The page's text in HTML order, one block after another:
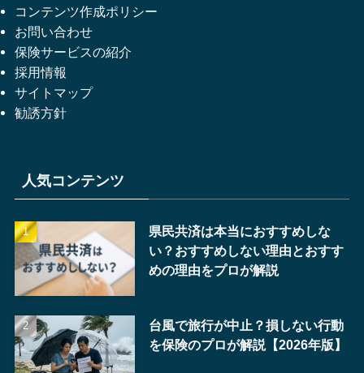
コンテンツ作成ポリシー
お問い合わせ
保険サービスの紹介
採用情報
サイトマップ
勧誘方針
人気コンテンツ
県民共済は本当におすすめしな
い？おすすめしない理由とおすす
めの理由をプロが解説
台風で旅行が中止？損しない行動
を保険のプロが解説【2026年版】